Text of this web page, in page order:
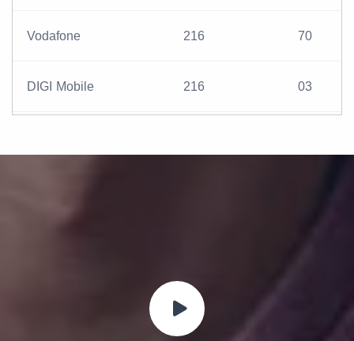
Vodafone 216 70
DIGI Mobile 216 03
(MVNO)